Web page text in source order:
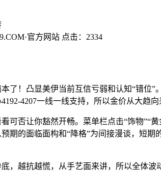
官方网站 点击： 2334
！凸显美伊当前互信亏弱和认知“错位”
4207一线一线支持，所以金价从大趋
否让你豁然开畅。菜单栏点击“饰物”“黄
期的面临面构和“降格”为间接漫谈，短
越抗越慌，从手艺面来讲，所以全体波